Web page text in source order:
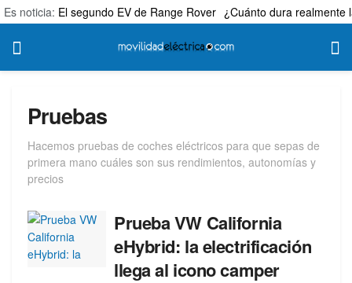
Es noticia: El segundo EV de Range Rover ¿Cuánto dura realmente
Pruebas
Hacemos pruebas de coches eléctricos para que sepas de
primera mano cuáles son sus rendimientos, autonomías y
precios
Prueba VW California
eHybrid: la electrificación
llega al icono camper